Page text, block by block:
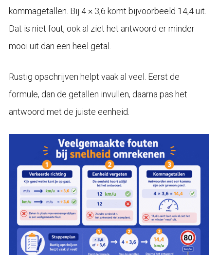
kommagetallen. Bij 4 × 3,6 komt bijvoorbeeld 14,4 uit.
Dat is niet fout, ook al ziet het antwoord er minder
mooi uit dan een heel getal.
Rustig opschrijven helpt vaak al veel. Eerst de
formule, dan de getallen invullen, daarna pas het
antwoord met de juiste eenheid.